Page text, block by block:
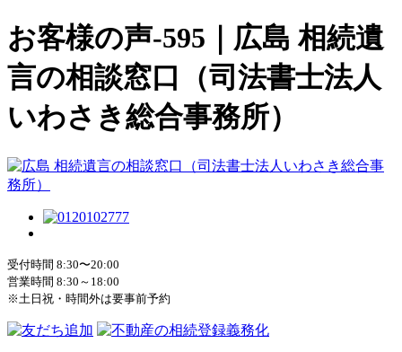
お客様の声-595｜広島 相続遺
言の相談窓口（司法書士法人
いわさき総合事務所）
受付時間 8:30〜20:00
営業時間 8:30～18:00
※土日祝・時間外は要事前予約